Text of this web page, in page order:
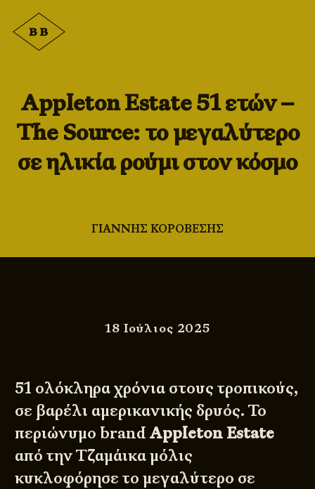
Appleton Estate 51 ετών –
The Source: το μεγαλύτερο
σε ηλικία ρούμι στον κόσμο
ΓΙΑΝΝΗΣ ΚΟΡΟΒΕΣΗΣ
18 Ιούλιος 2025
51 ολόκληρα χρόνια στους τροπικούς,
σε βαρέλι αμερικανικής δρυός. Το
περιώνυμο brandAppleton Estate
από την Τζαμάικα μόλις
κυκλοφόρησε το μεγαλύτερο σε